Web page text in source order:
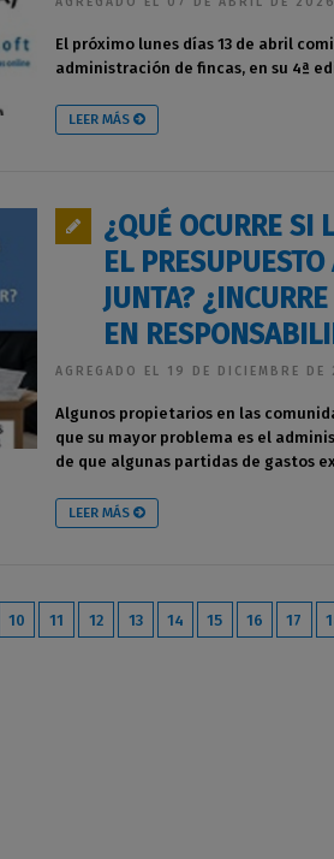
El próximo lunes días 13 de abril
administración de fincas, en su 4ª
LEER MÁS
¿QUÉ OCURRE SI
EL
JUNTA?
EN
AGREGADO EL 19 DE DICIEMBRE
Algunos propietarios en las
que su mayor problema es el
de que algunas partidas de gastos
LEER MÁS
10 11 12 13 14 15 16 17